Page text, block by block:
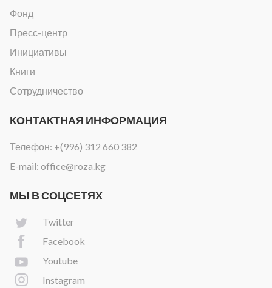
Фонд
Пресс-центр
Инициативы
Книги
Сотрудничество
КОНТАКТНАЯ ИНФОРМАЦИЯ
Телефон: +(996) 312 660 382
E-mail: office@roza.kg
МЫ В СОЦСЕТЯХ
Twitter
Facebook
Youtube
Instagram